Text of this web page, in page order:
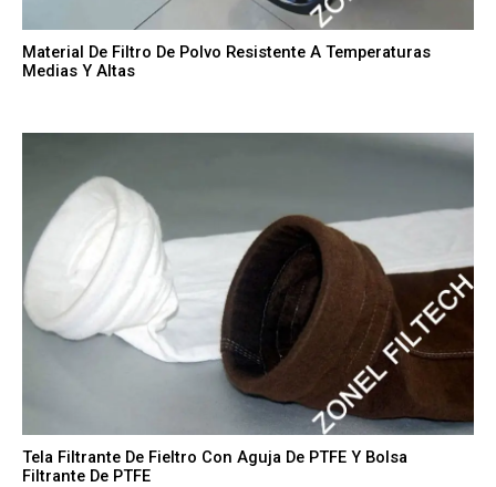
Material De Filtro De Polvo Resistente A Temperaturas
Medias Y Altas
Tela Filtrante De Fieltro Con Aguja De PTFE Y Bolsa
Filtrante De PTFE